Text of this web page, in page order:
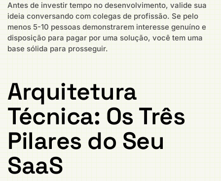
Antes de investir tempo no desenvolvimento, valide sua
ideia conversando com colegas de profissão. Se pelo
menos 5-10 pessoas demonstrarem interesse genuíno e
disposição para pagar por uma solução, você tem uma
base sólida para prosseguir.
Arquitetura
Técnica: Os Três
Pilares do Seu
SaaS